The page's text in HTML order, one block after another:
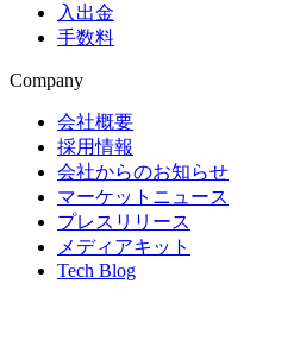
入出金
手数料
Company
会社概要
採用情報
会社からのお知らせ
マーケットニュース
プレスリリース
メディアキット
Tech Blog